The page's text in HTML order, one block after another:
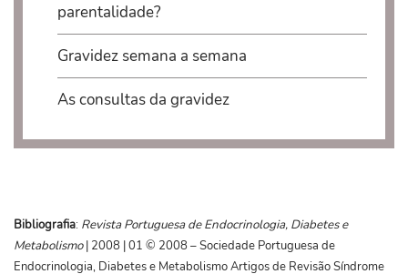
parentalidade?
Gravidez semana a semana
As consultas da gravidez
Bibliografia: Revista Portuguesa de Endocrinologia, Diabetes e
Metabolismo| 2008 | 01 © 2008 – Sociedade Portuguesa de
Endocrinologia, Diabetes e Metabolismo Artigos de Revisão Síndrome